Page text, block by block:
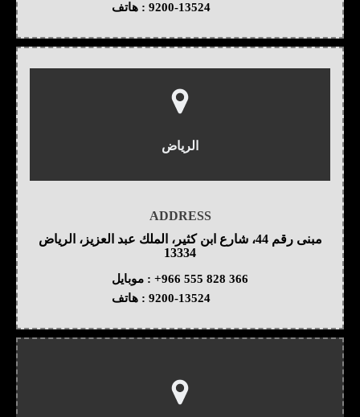
هاتف : 9200-13524
الرياض
ADDRESS
مبنى رقم 44، شارع ابن كثير، الملك عبد العزيز، الرياض
13334
موبايل : +966 555 828 366
هاتف : 9200-13524